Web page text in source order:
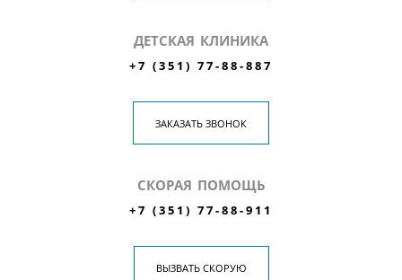
ДЕТСКАЯ КЛИНИКА
+7 (351) 77-88-887
ЗАКАЗАТЬ ЗВОНОК
СКОРАЯ ПОМОЩЬ
+7 (351) 77-88-911
ВЫЗВАТЬ СКОРУЮ